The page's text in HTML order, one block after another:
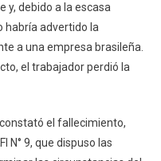
y, debido a la escasa
habría advertido la
a una empresa brasileña.
el trabajador perdió la
el fallecimiento,
N° 9, que dispuso las